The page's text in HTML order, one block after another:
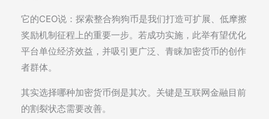
它的CEO说：探索整合狗狗币是我们打造可扩展、低摩擦
奖励机制征程上的重要一步。若成功实施，此举有望优化
平台单位经济效益，并吸引更广泛、青睐加密货币的创作
者群体。
其实选择哪种加密货币倒是其次。关键是互联网金融目前
的割裂状态需要改善。